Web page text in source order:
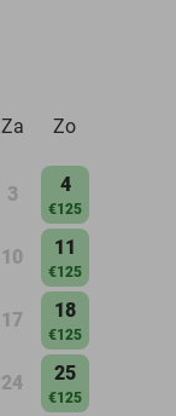
Za Zo
3 4
€125
10 11
€125
17 18
€125
24 25
€125